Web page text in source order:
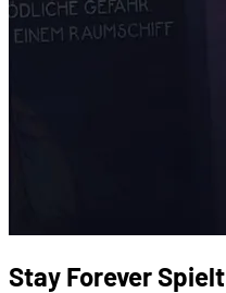
Stay Forever Spielt